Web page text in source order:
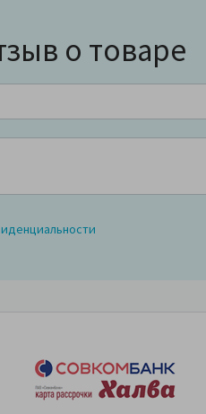
о товаре